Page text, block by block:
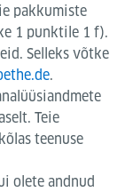
pakkumiste
1 punktile 1 f).
Selleks võtke
.
Teie
teenuse
olete andnud